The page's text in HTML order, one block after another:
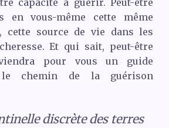
en vous-même cette même
cette source de vie dans les
Et qui sait, peut-être
pour vous un guide
chemin de la guérison
discrète des terres